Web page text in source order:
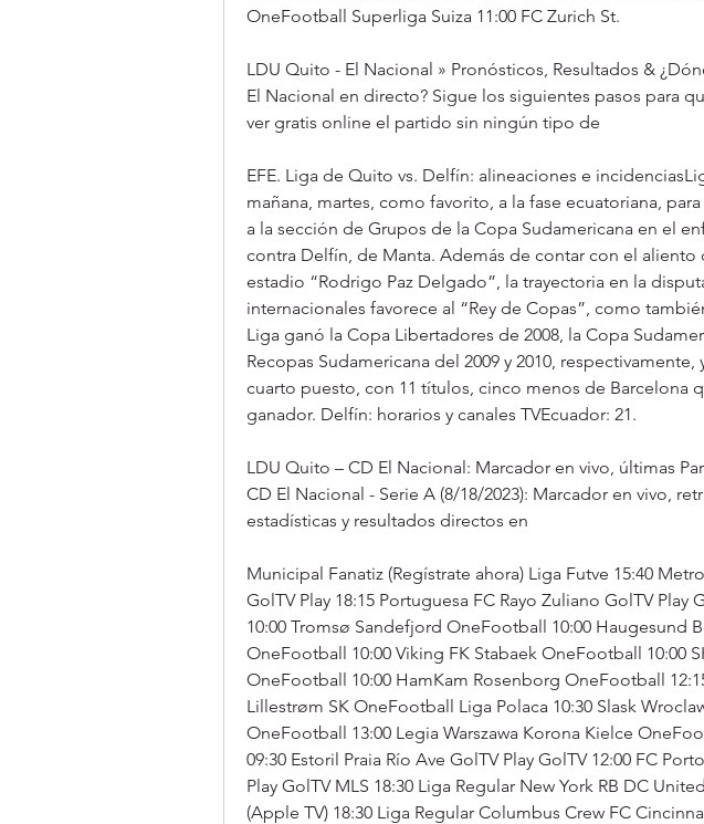
OneFootball Superliga Suiza 11:00 FC Zurich St.
LDU Quito - El Nacional » Pronósticos, Resultados &
El Nacional en directo? Sigue los siguientes pasos para
ver gratis online el partido sin ningún tipo de
EFE. Liga de Quito vs. Delfín: alineaciones e
mañana, martes, como favorito, a la fase ecuatoriana,
a la sección de Grupos de la Copa Sudamericana en el
contra Delfín, de Manta. Además de contar con el aliento
estadio “Rodrigo Paz Delgado”, la trayectoria en la
internacionales favorece al “Rey de Copas”, como
Liga ganó la Copa Libertadores de 2008, la Copa
Recopas Sudamericana del 2009 y 2010,
cuarto puesto, con 11 títulos, cinco menos de Barcelona
ganador. Delfín: horarios y canales TVEcuador: 21.
LDU Quito – CD El Nacional: Marcador en vivo, últimas
CD El Nacional - Serie A (8/18/2023): Marcador en vivo,
estadísticas y resultados directos en
Municipal Fanatiz (Regístrate ahora) Liga Futve 15:40
GolTV Play 18:15 Portuguesa FC Rayo Zuliano GolTV Play
10:00 Tromsø Sandefjord OneFootball 10:00 Haugesund
OneFootball 10:00 Viking FK Stabaek OneFootball 10:00
OneFootball 10:00 HamKam Rosenborg OneFootball
Lillestrøm SK OneFootball Liga Polaca 10:30 Slask
OneFootball 13:00 Legia Warszawa Korona Kielce
09:30 Estoril Praia Río Ave GolTV Play GolTV 12:00 FC
Play GolTV MLS 18:30 Liga Regular New York RB DC
(Apple TV) 18:30 Liga Regular Columbus Crew FC